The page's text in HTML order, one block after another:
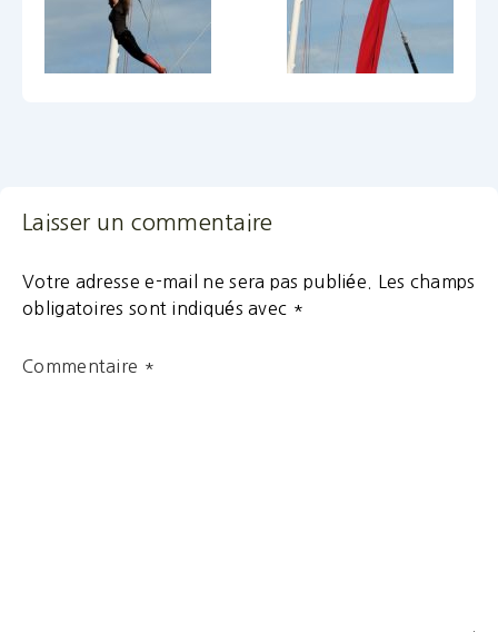
Laisser un commentaire
Votre adresse e-mail ne sera pas publiée.
Les champs
obligatoires sont indiqués avec *
Commentaire *